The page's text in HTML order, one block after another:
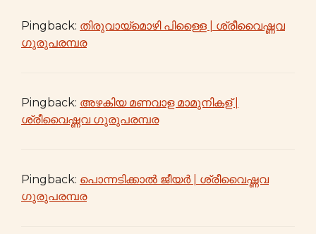
Pingback: തിരുവായ്മൊഴി പിള്ളൈ | ശ്രീവൈഷ്ണവ
ഗുരുപരമ്പര
Pingback: അഴകിയ മണവാള മാമുനികള് |
ശ്രീവൈഷ്ണവ ഗുരുപരമ്പര
Pingback: പൊന്നടിക്കാൽ ജീയർ | ശ്രീവൈഷ്ണവ
ഗുരുപരമ്പര